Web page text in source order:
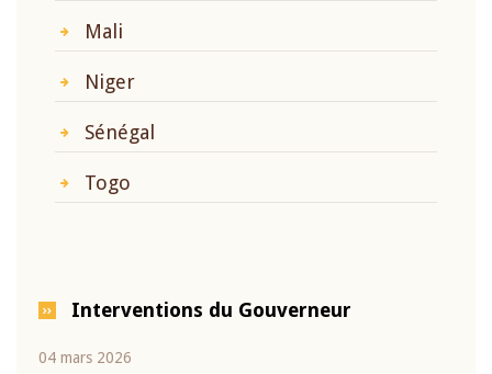
Mali
Niger
Sénégal
Togo
Interventions du Gouverneur
04 mars 2026